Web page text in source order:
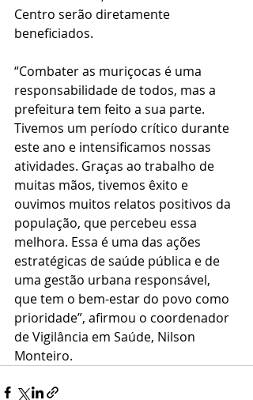
Centro serão diretamente
beneficiados.
“Combater as muriçocas é uma
responsabilidade de todos, mas a
prefeitura tem feito a sua parte.
Tivemos um período crítico durante
este ano e intensificamos nossas
atividades. Graças ao trabalho de
muitas mãos, tivemos êxito e
ouvimos muitos relatos positivos da
população, que percebeu essa
melhora. Essa é uma das ações
estratégicas de saúde pública e de
uma gestão urbana responsável,
que tem o bem-estar do povo como
prioridade”, afirmou o coordenador
de Vigilância em Saúde, Nilson
Monteiro.